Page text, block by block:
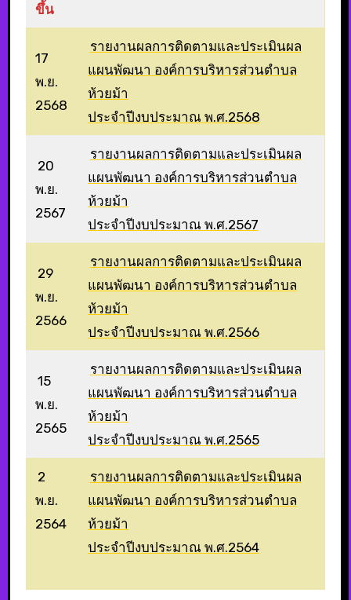
ขึ้น
17
พ.ย.
2568
รายงานผลการติดตามและประเมินผล
แผนพัฒนา องค์การบริหารส่วนตำบล
ห้วยม้า
ประจำปีงบประมาณ พ.ศ.2568
20
พ.ย.
2567
รายงานผลการติดตามและประเมินผล
แผนพัฒนา องค์การบริหารส่วนตำบล
ห้วยม้า
ประจำปีงบประมาณ พ.ศ.2567
29
พ.ย.
2566
รายงานผลการติดตามและประเมินผล
แผนพัฒนา องค์การบริหารส่วนตำบล
ห้วยม้า
ประจำปีงบประมาณ พ.ศ.2566
15
พ.ย.
2565
รายงานผลการติดตามและประเมินผล
แผนพัฒนา องค์การบริหารส่วนตำบล
ห้วยม้า
ประจำปีงบประมาณ พ.ศ.2565
2
พ.ย.
2564
รายงานผลการติดตามและประเมินผล
แผนพัฒนา องค์การบริหารส่วนตำบล
ห้วยม้า
ประจำปีงบประมาณ พ.ศ.2564